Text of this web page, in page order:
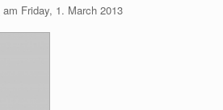
am Friday, 1. March 2013